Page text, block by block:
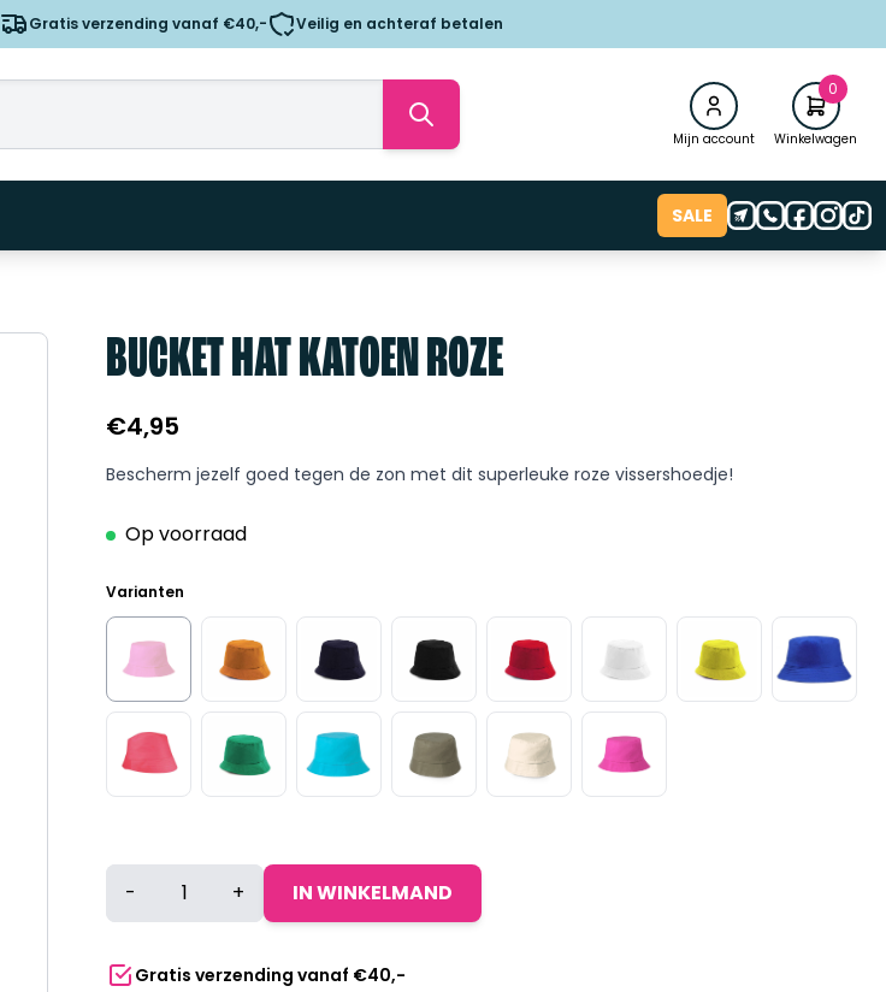
Gratis verzending vanaf €40,- Veilig en achteraf betalen
Mijn account
0
Winkelwagen
SALE
BUCKET HAT KATOEN ROZE
€4,95
Bescherm jezelf goed tegen de zon met dit superleuke roze vissershoedje!
Op voorraad
Varianten
Bucket
roze
- + IN WINKELMAND
Gratis verzending vanaf €40,-